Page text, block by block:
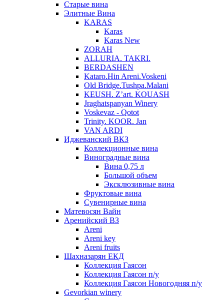
Старые вина
Элитные Вина
KARAS
Karas
Karas New
ZORAH
ALLURIA. TAKRI.
BERDASHEN
Kataro.Hin Areni.Voskeni
Old Bridge.Tushpa.Malani
KEUSH. Z’art. KOUASH
Jraghatspanyan Winery
Voskevaz - Qotot
Trinity. KOOR. Jan
VAN ARDI
Иджеванский ВКЗ
Коллекционные вина
Виноградные вина
Вина 0,75 л
Большой объем
Эксклюзивные вина
Фруктовые вина
Cувенирные вина
Матевосян Вайн
Аренийский ВЗ
Areni
Areni key
Areni fruits
Шахназарян ЕКД
Коллекция Гаясон
Коллекция Гаясон п/у
Коллекция Гаясон Новогодняя п/у
Gevorkian winery